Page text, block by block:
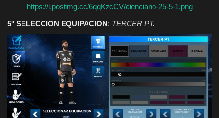
https://i.postimg.cc/6qqKzcCV/cienciano-25-5-1.png
5° SELECCION EQUIPACION: TERCER PT.